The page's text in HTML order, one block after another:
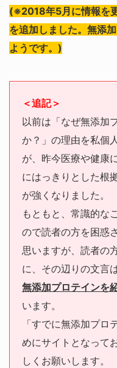
(※2018年5月に情報を
を追加しました。無添
ようです。)
＜追記＞
以前は「なぜ無添加
か？」の理由を私個
が、昨今医療や健康
にはっきりとした根
が強くなりました。
もともと、常識的な
ので読者の方を困惑
思いますが、読者の
に、その辺りの文言
無添加プロテインを
います。
「すでに無添加プロ
めにサイトとなって
しくお願いします。